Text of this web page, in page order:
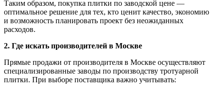
Таким образом, покупка плитки по заводской цене —
оптимальное решение для тех, кто ценит качество, экономию
и возможность планировать проект без неожиданных
расходов.
2. Где искать производителей в Москве
Прямые продажи от производителя в Москве осуществляют
специализированные заводы по производству тротуарной
плитки. При выборе поставщика важно учитывать: